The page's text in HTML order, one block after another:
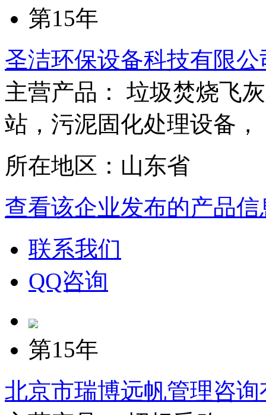
第15年
圣洁环保设备科技有限公
主营产品： 垃圾焚烧飞
站，污泥固化处理设备，
所在地区：山东省
查看该企业发布的产品信
联系我们
QQ咨询
第15年
北京市瑞博远帆管理咨